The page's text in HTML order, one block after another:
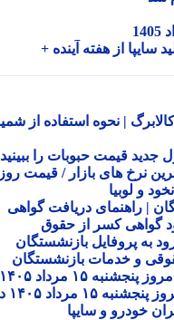
از هفته آینده +
| نحوه استفاده از شمیم
قیمت حبوبات را ببینید /
های بازار / قیمت روز
لوبیا
راهنمای دریافت گواهی
کسر از حقوق
پروفایل بازنشستگان
و خدمات بازنشستگان
قیمت خودروهای ایران خودرو سایپا امروز پنجشنبه ۱۵ مرداد ۱۴۰۵ |
قیمت خودروهای ایران خودرو سایپا امروز پنجشنبه ۱۵ مرداد ۱۴۰۵ در
و سایپا